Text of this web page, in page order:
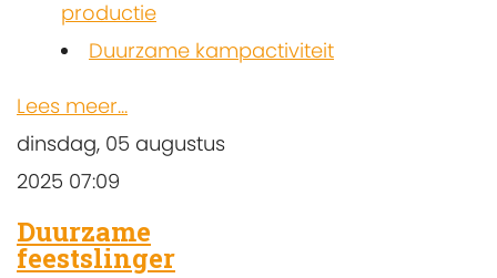
productie
Duurzame kampactiviteit
Lees meer...
dinsdag, 05 augustus
2025 07:09
Duurzame
feestslinger